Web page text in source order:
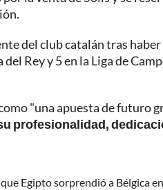
del club catalán tras
Rey y 5 en la Liga de
"una apuesta de futuro
profesionalidad,
Egipto sorprendió a Bélgica